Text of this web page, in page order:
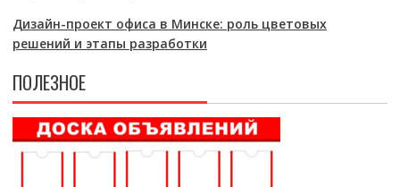
Дизайн-проект офиса в Минске: роль цветовых
решений и этапы разработки
ПОЛЕЗНОЕ